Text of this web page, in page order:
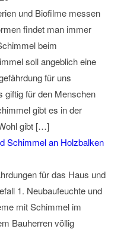
und Biofilme messen
findet man immer
beim
soll angeblich eine
für uns
giftig für den Menschen
gibt es in der
gibt […]
Schimmel an Holzbalken
für das Haus und
1. Neubaufeuchte und
mit Schimmel im
Bauherren völlig